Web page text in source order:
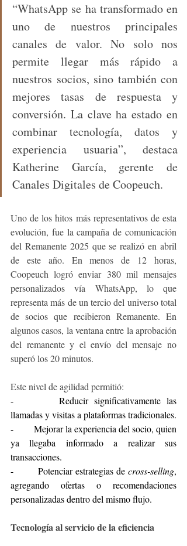
“WhatsApp se ha transformado en
uno de nuestros principales
canales de valor. No solo nos
permite llegar más rápido a
nuestros socios, sino también con
mejores tasas de respuesta y
conversión. La clave ha estado en
combinar tecnología, datos y
experiencia usuaria”, destaca
Katherine García, gerente de
Canales Digitales de Coopeuch.
Uno de los hitos más representativos de esta
evolución, fue la campaña de comunicación
del Remanente 2025 que se realizó en abril
de este año. En menos de 12 horas,
Coopeuch logró enviar 380 mil mensajes
personalizados vía WhatsApp, lo que
representa más de un tercio del universo total
de socios que recibieron Remanente. En
algunos casos, la ventana entre la aprobación
del remanente y el envío del mensaje no
superó los 20 minutos.
Este nivel de agilidad permitió:
-       Reducir significativamente las
llamadas y visitas a plataformas tradicionales.
-       Mejorar la experiencia del socio, quien
ya llegaba informado a realizar sus
transacciones.
-       Potenciar estrategias de cross-selling,
agregando ofertas o recomendaciones
personalizadas dentro del mismo flujo.
Tecnología al servicio de la eficiencia